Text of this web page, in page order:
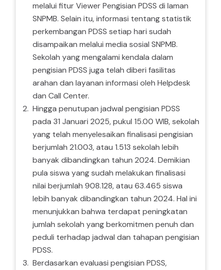
melalui fitur Viewer Pengisian PDSS di laman
SNPMB. Selain itu, informasi tentang statistik
perkembangan PDSS setiap hari sudah
disampaikan melalui media sosial SNPMB.
Sekolah yang mengalami kendala dalam
pengisian PDSS juga telah diberi fasilitas
arahan dan layanan informasi oleh Helpdesk
dan Call Center.
Hingga penutupan jadwal pengisian PDSS
pada 31 Januari 2025, pukul 15.00 WIB, sekolah
yang telah menyelesaikan finalisasi pengisian
berjumlah 21.003, atau 1.513 sekolah lebih
banyak dibandingkan tahun 2024. Demikian
pula siswa yang sudah melakukan finalisasi
nilai berjumlah 908.128, atau 63.465 siswa
lebih banyak dibandingkan tahun 2024. Hal ini
menunjukkan bahwa terdapat peningkatan
jumlah sekolah yang berkomitmen penuh dan
peduli terhadap jadwal dan tahapan pengisian
PDSS.
Berdasarkan evaluasi pengisian PDSS,